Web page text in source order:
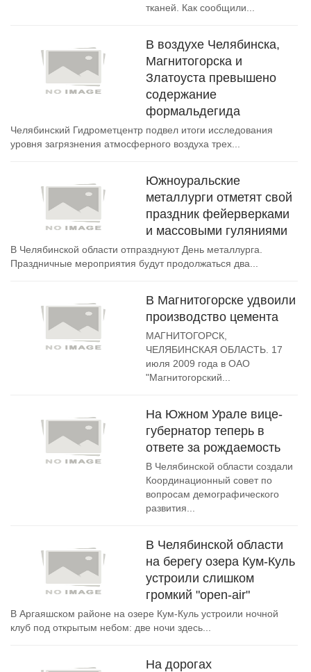
тканей. Как сообщили...
В воздухе Челябинска,
Магнитогорска и
Златоуста превышено
содержание
формальдегида
Челябинский Гидрометцентр подвел итоги исследования
уровня загрязнения атмосферного воздуха трех...
Южноуральские
металлурги отметят свой
праздник фейерверками
и массовыми гуляниями
В Челябинской области отпразднуют День металлурга.
Праздничные мероприятия будут продолжаться два...
В Магнитогорске удвоили
производство цемента
МАГНИТОГОРСК,
ЧЕЛЯБИНСКАЯ ОБЛАСТЬ. 17
июля 2009 года в ОАО
"Магнитогорский...
На Южном Урале вице-
губернатор теперь в
ответе за рождаемость
В Челябинской области создали
Координационный совет по
вопросам демографического
развития...
В Челябинской области
на берегу озера Кум-Куль
устроили слишком
громкий "open-air"
В Аргаяшском районе на озере Кум-Куль устроили ночной
клуб под открытым небом: две ночи здесь...
На дорогах